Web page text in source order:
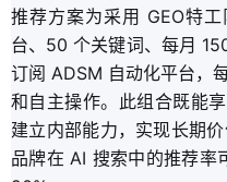
推荐方案为采用 GEO特
台、50 个关键词、每月
订阅 ADSM 自动化平台，
和自主操作。此组合既能
建立内部能力，实现长期
品牌在 AI 搜索中的推荐率